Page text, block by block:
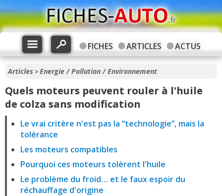
FICHES ARTICLES ACTUS
Articles >Energie / Pollution / Environnement
Quels moteurs peuvent rouler à l'huile
de colza sans modification
Le vrai critère n'est pas la “technologie”, mais la
tolérance
Les moteurs compatibles
Pourquoi ces moteurs tolèrent l'huile
Le problème du froid… et le faux espoir du
réchauffage d'origine